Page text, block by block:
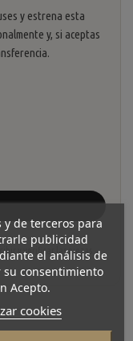
y estrena esta
y, si aceptas
y verificar las piezas.
y de terceros para
publicidad
el análisis de
su consentimiento
Acepto.
cookies